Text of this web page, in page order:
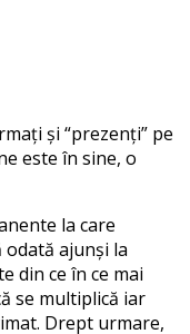
și “prezenți” pe
este în sine, o
la care
ajunși la
din ce în ce mai
se multiplică iar
Drept urmare,